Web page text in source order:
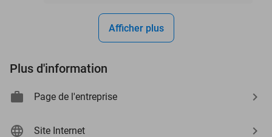
Afficher plus
Plus d'information
Page de l'entreprise
Site Internet